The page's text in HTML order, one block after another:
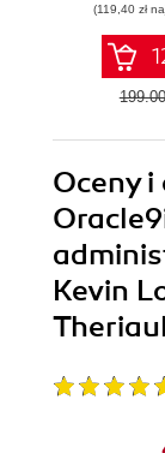
(119,40 zł
Oceny
Kevin